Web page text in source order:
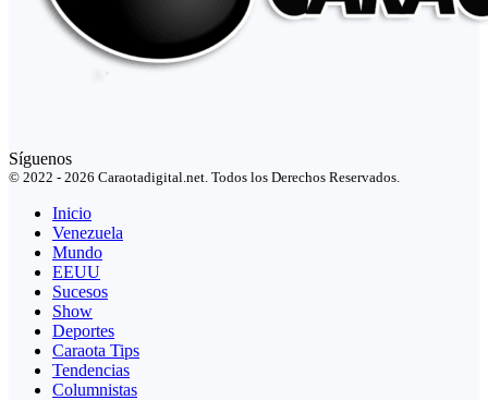
Síguenos
© 2022 - 2026 Caraotadigital.net. Todos los Derechos Reservados.
Inicio
Venezuela
Mundo
EEUU
Sucesos
Show
Deportes
Caraota Tips
Tendencias
Columnistas